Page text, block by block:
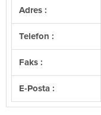
Adres :
Telefon :
Faks :
E-Posta :